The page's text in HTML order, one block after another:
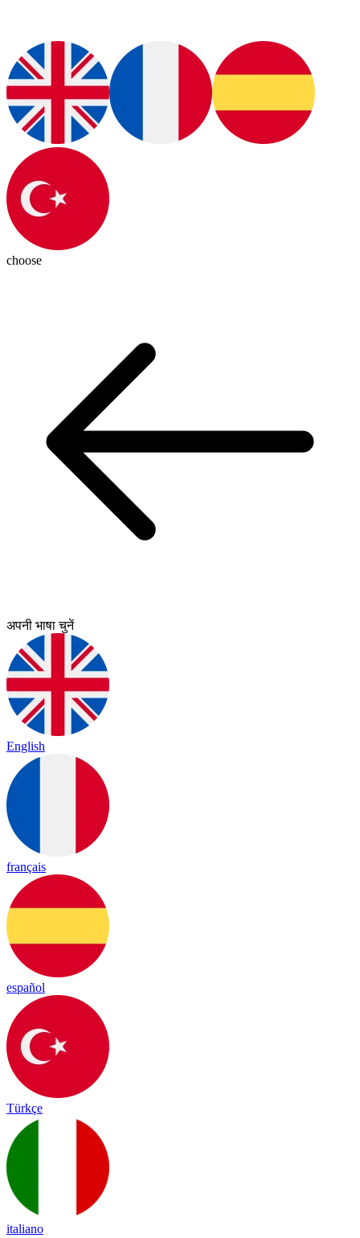
choose
अपनी भाषा चुनें
English
français
español
Türkçe
italiano